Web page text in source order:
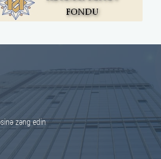
zəng edin